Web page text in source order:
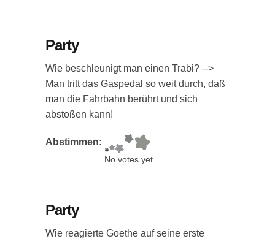
Party
Wie beschleunigt man einen Trabi? -->
Man tritt das Gaspedal so weit durch, daß
man die Fahrbahn berührt und sich
abstoßen kann!
Abstimmen:
No votes yet
Party
Wie reagierte Goethe auf seine erste